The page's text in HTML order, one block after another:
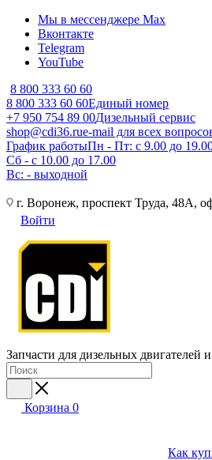
Мы в мессенджере Max
Вконтакте
Telegram
YouTube
8 800 333 60 60
8 800 333 60 60Единый номер
+7 950 754 89 00Дизельный сервис
shop@cdi36.rue-mail для всех
График работыПн - Пт: с 9.00 до
Сб - с 10.00 до 17.00
Вс: - выходной
г. Воронеж, проспект Труда, 48А,
Войти
Запчасти для дизельных двигателей
Корзина 0
Как